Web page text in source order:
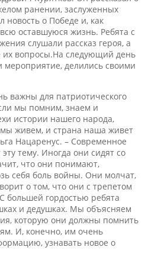
ранении, заслуженных
новость о Победе и, как
оставшуюся жизнь. Ребята с
слушали рассказ героя, а
вопросы.На следующий день
мероприятие, делились своими
важны для патриотического
мы помним, знаем и
истории нашего народа,
мы живем, и страна наша живет
Нацаренус. – Современное
тему. Иногда они сидят со
что они понимают,
себя боль войны. Они молчат,
о том, что они с трепетом
большей гордостью ребята
и дедушках. Мы объясняем
которую они должны помнить
И, конечно, им очень
узнавать новое о